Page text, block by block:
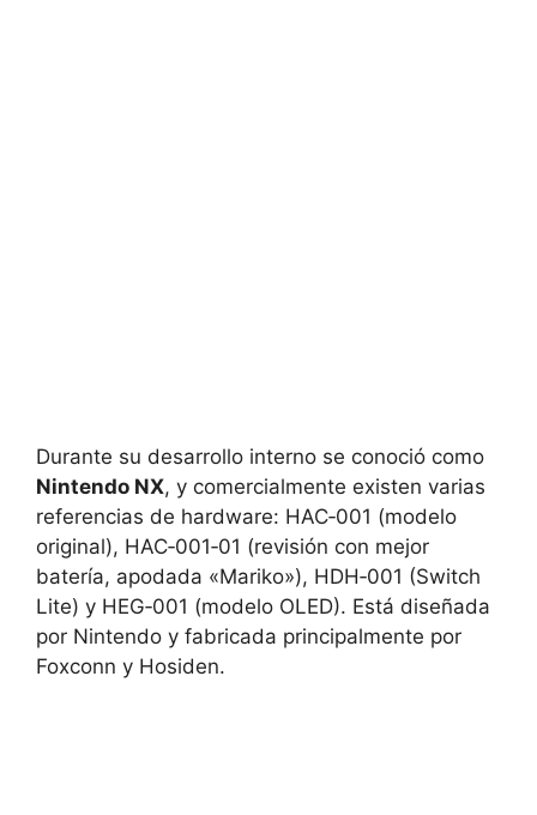
Durante su desarrollo interno se conoció como
Nintendo NX, y comercialmente existen varias
referencias de hardware: HAC‑001 (modelo
original), HAC‑001‑01 (revisión con mejor
batería, apodada «Mariko»), HDH‑001 (Switch
Lite) y HEG‑001 (modelo OLED). Está diseñada
por Nintendo y fabricada principalmente por
Foxconn y Hosiden.